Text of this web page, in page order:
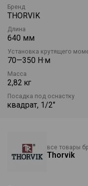
фиксатора и
открутите фиксатор
нужного значения по
шкалой нониуса), затем
прекращают.
Бренд
THORVIK
Длина
640 мм
Установка крутящего
70—350 Н·м
Масса
2,82 кг
Посадка под оснастку
квадрат, 1/2"
все товары
Thorvik